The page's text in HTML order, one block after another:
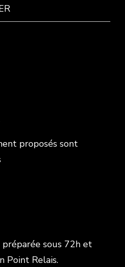
proposés sont
sous 72h et
Point Relais.